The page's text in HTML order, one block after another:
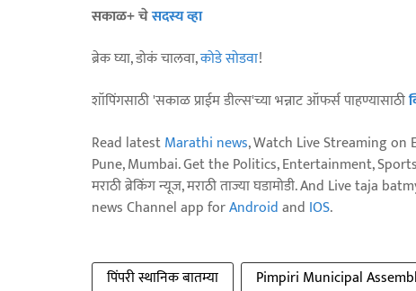
सकाळ+ चेसदस्य व्हा
ब्रेक घ्या, डोकं चालवा,कोडे सोडवा!
शॉपिंगसाठी 'सकाळ प्राईम डील्स'च्या भन्नाट ऑफर्स पाहण्यासाठी
Read latestMarathi news, Watch Live Streaming on
Pune, Mumbai. Get the Politics, Entertainment,
मराठी ब्रेकिंग न्यूज, मराठी ताज्या घडामोडी. And Live taja
news Channel app forAndroidand IOS.
पिंपरी स्थानिक बातम्या
Pimpiri Municipal